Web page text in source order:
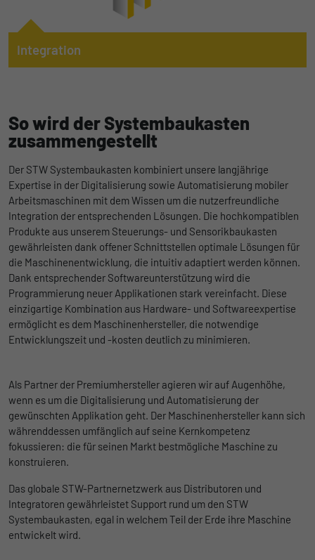
Integration
Wir begleiten unsere Kunden von Anfang an, wenn es um das
Maschinenlebenszyklus zu unterstützen. Wir bieten in den
einzelnen Phasen unsere Kompetenz, unsere
Dienstleistungen, unsere Produkte und die dazugehörigen
Werkzeuge an, um effizient und durchgängig zum Erfolg der
Maschine beizutragen.
Zu Integration
So wird der Systembaukasten
zusammengestellt
Der STW Systembaukasten kombiniert unsere langjährige
Expertise in der Digitalisierung sowie Automatisierung mobiler
Arbeitsmaschinen mit dem Wissen um die nutzerfreundliche
Integration der entsprechenden Lösungen. Die hochkompatiblen
Produkte aus unserem Steuerungs- und Sensorikbaukasten
gewährleisten dank offener Schnittstellen optimale Lösungen für
die Maschinenentwicklung, die intuitiv adaptiert werden können.
Dank entsprechender Softwareunterstützung wird die
Programmierung neuer Applikationen stark vereinfacht. Diese
einzigartige Kombination aus Hardware- und Softwareexpertise
ermöglicht es dem Maschinenhersteller, die notwendige
Entwicklungszeit und -kosten deutlich zu minimieren.
Als Partner der Premiumhersteller agieren wir auf Augenhöhe,
wenn es um die Digitalisierung und Automatisierung der
gewünschten Applikation geht. Der Maschinenhersteller kann sich
währenddessen umfänglich auf seine Kernkompetenz
fokussieren: die für seinen Markt bestmögliche Maschine zu
konstruieren.
Das globale STW-Partnernetzwerk aus Distributoren und
Integratoren gewährleistet Support rund um den STW
Systembaukasten, egal in welchem Teil der Erde ihre Maschine
entwickelt wird.
Google
Laufzeit
zu generieren.
Name _gat_UA-139898258-1
Anbieter Google
Laufzeit 1 Tag
Zweck
Google Analytics nimmt sich diesen Cookie
zur Hilfe, um die Anforderungsrate zu
drosseln und die Datenerfassung auf
Websites mit hohem Datenverkehr zu
begrenzen.
Matomo
1 Jahr und 1 Monat
Zweck
Matomo setzt dieses Cookie, um eine
Name _pk_ses
Name lidc
Anbieter
Zweck
Wird für die Datenweiterleitung von einem
Server an einen anderen verwendet.
Name bcookie
Anbieter LinkedIn
Laufzeit 2 Jahre
Zweck
Browser-ID-Cookie zur eindeutigen
Identifizierung von Geräten, die auf
LinkedIn-Dienste zugreifen.